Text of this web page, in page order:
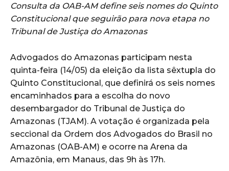
Consulta da OAB-AM define seis nomes do Quinto
Constitucional que seguirão para nova etapa no
Tribunal de Justiça do Amazonas
Advogados do Amazonas participam nesta
quinta-feira (14/05) da eleição da lista sêxtupla do
Quinto Constitucional, que definirá os seis nomes
encaminhados para a escolha do novo
desembargador do Tribunal de Justiça do
Amazonas (TJAM). A votação é organizada pela
seccional da Ordem dos Advogados do Brasil no
Amazonas (OAB-AM) e ocorre na Arena da
Amazônia, em Manaus, das 9h às 17h.